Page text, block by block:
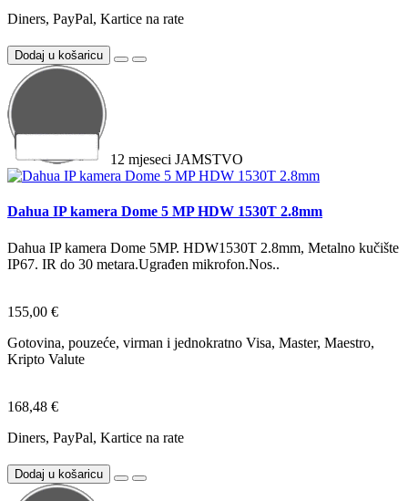
Diners, PayPal, Kartice na rate
Dodaj u košaricu
12 mjeseci JAMSTVO
Dahua IP kamera Dome 5 MP HDW 1530T 2.8mm
Dahua IP kamera Dome 5MP. HDW1530T 2.8mm, Metalno kučište
IP67. IR do 30 metara.Ugrađen mikrofon.Nos..
155,00 €
Gotovina, pouzeće, virman i jednokratno Visa, Master, Maestro,
Kripto Valute
168,48 €
Diners, PayPal, Kartice na rate
Dodaj u košaricu